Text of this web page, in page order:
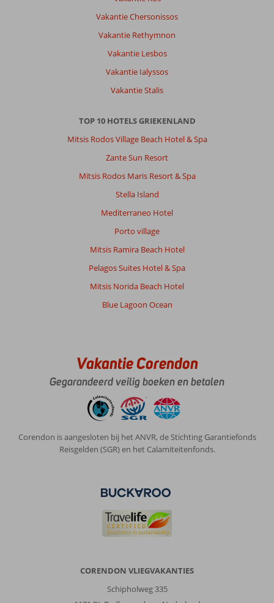
Vakantie Chersonissos
Vakantie Rethymnon
Vakantie Lesbos
Vakantie Ialyssos
Vakantie Stalis
TOP 10 HOTELS GRIEKENLAND
Mitsis Rodos Village Beach Hotel & Spa
Zante Sun Resort
Mitsis Rodos Maris Resort & Spa
Stella Island
Mediterraneo Hotel
Porto village
Mitsis Ramira Beach Hotel
Pelagos Suites Hotel & Spa
Mitsis Norida Beach Hotel
Blue Lagoon Ocean
Vakantie Corendon
Gegarandeerd veilig boeken en betalen
Corendon is aangesloten bij het ANVR, de Stichting Garantiefonds
Reisgelden (SGR) en het Calamiteitenfonds.
CORENDON VLIEGVAKANTIES
Schipholweg 335